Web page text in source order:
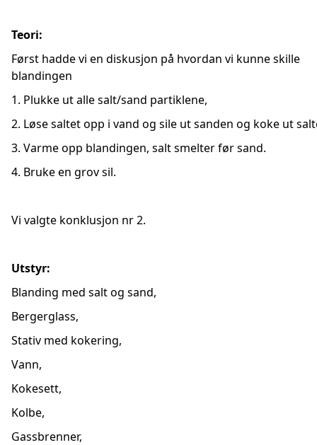
Teori:
Først hadde vi en diskusjon på hvordan vi kunne skille
blandingen
1. Plukke ut alle salt/sand partiklene,
2. Løse saltet opp i vand og sile ut sanden og koke ut
3. Varme opp blandingen, salt smelter før sand.
4. Bruke en grov sil.
Vi valgte konklusjon nr 2.
Utstyr:
Blanding med salt og sand,
Bergerglass,
Stativ med kokering,
Vann,
Kokesett,
Kolbe,
Gassbrenner,